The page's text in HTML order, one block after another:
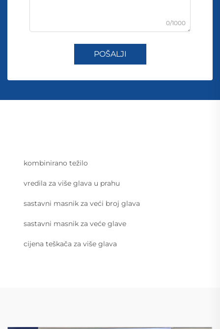
0/1000
POŠALJI
kombinirano težilo
vredila za više glava u prahu
sastavni masnik za veći broj glava
sastavni masnik za veće glave
cijena teškača za više glava